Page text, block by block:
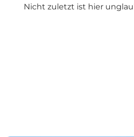
Nicht zuletzt ist hier